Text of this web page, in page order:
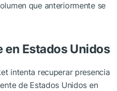
que anteriormente se
Estados Unidos
intenta recuperar presencia
de Estados Unidos en